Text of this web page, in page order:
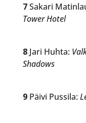
7Sakari
Tower Hotel
8Jari Huhta:
Shadows
9Päivi Pussila: